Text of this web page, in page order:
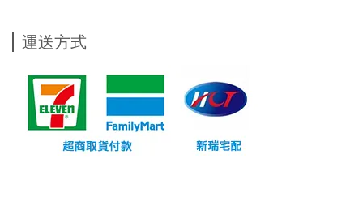
運送方式